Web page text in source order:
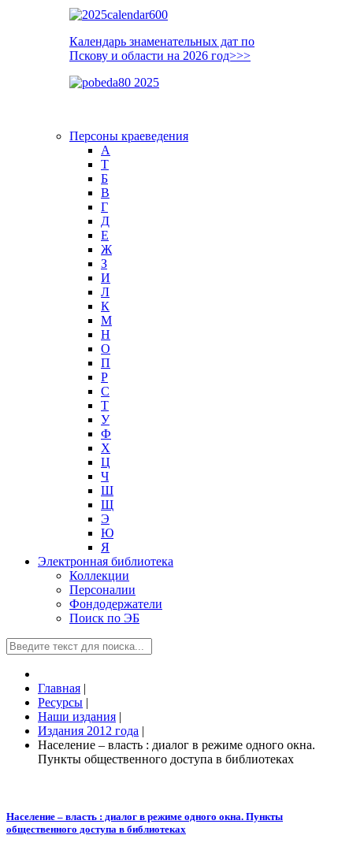
Календарь знаменательных дат по
Пскову и области на 2026 год>>>
Персоны краеведения
А
T
Б
В
Г
Д
Е
Ж
З
И
Л
К
М
Н
О
П
Р
С
Т
У
Ф
Х
Ц
Ч
Ш
Щ
Э
Ю
Я
Электронная библиотека
Коллекции
Персоналии
Фондодержатели
Поиск по ЭБ
Главная |
Ресурсы |
Наши издания |
Издания 2012 года |
Население – власть : диалог в режиме одного окна.
Пункты общественного доступа в библиотеках
Население – власть : диалог в режиме одного окна. Пункты
общественного доступа в библиотеках